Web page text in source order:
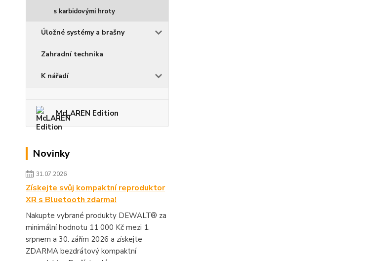
s karbidovými hroty
Úložné systémy a brašny
Zahradní technika
K nářadí
McLAREN Edition
Novinky
31.07.2026
Získejte svůj kompaktní reproduktor
XR s Bluetooth zdarma!
Nakupte vybrané produkty DEWALT® za
minimální hodnotu 11 000 Kč mezi 1.
srpnem a 30. zářím 2026 a získejte
ZDARMA bezdrátový kompaktní